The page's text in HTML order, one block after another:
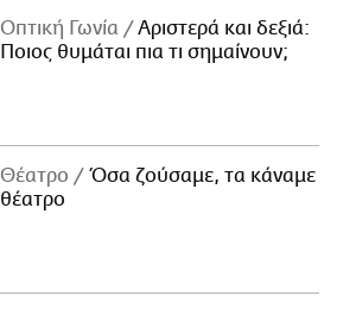
Οπτική Γωνία
Αριστερά και δεξιά:
Ποιος θυμάται πια τι σημαίνουν;
Θέατρο
Όσα ζούσαμε, τα κάναμε
θέατρο